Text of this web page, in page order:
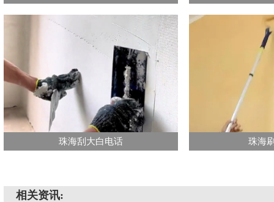
珠海刮大白电话 珠海
相关资讯: